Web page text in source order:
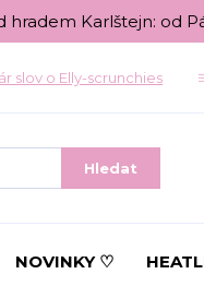
Karlštejn: od
slov o Elly-scrunchies
Hledat
NOVINKY ♡